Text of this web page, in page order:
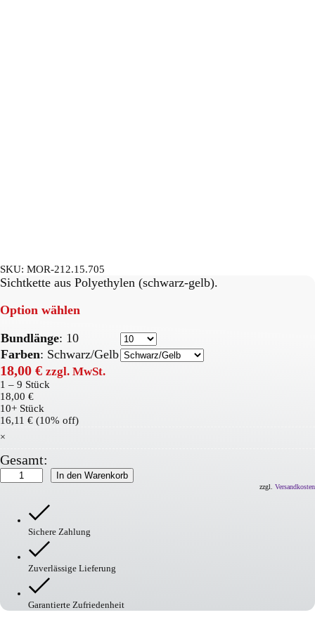
SKU: MOR-212.15.705
Sichtkette aus Polyethylen (schwarz-gelb).
Option wählen
Bundlänge: 10
Farben: Schwarz/Gelb
18,00 € zzgl. MwSt.
1 – 9 Stück
18,00 €
10+ Stück
16,11 € (10% off)
×
Gesamt:
POLY-
Menge
In den Warenkorb
zzgl. Versandkosten
Sichere Zahlung
Zuverlässige Lieferung
Garantierte Zufriedenheit